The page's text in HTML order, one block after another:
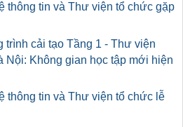
thông tin và Thư viện tổ chức gặp
trình cải tạo Tầng 1 - Thư viện
Không gian học tập mới hiện
thông tin và Thư viện tổ chức lễ